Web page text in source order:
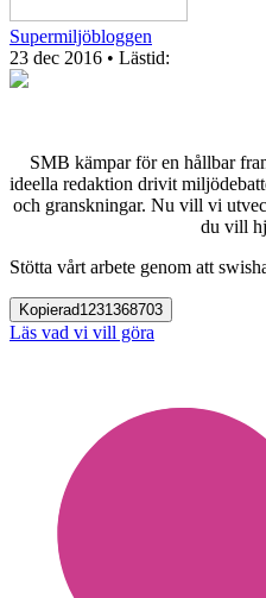
Supermiljöbloggen
23 dec 2016 • Lästid:
SMB kämpar för en hållbar
ideella redaktion drivit
och granskningar. Nu vill vi
du vill
Stötta vårt arbete genom att
Kopierad1231368703
Läs vad vi vill göra